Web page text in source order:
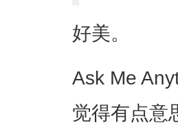
好美。
Ask Me
觉得有点意